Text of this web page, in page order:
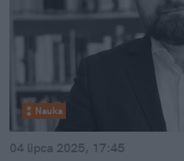
Nauka
04 lipca 2025, 17:45